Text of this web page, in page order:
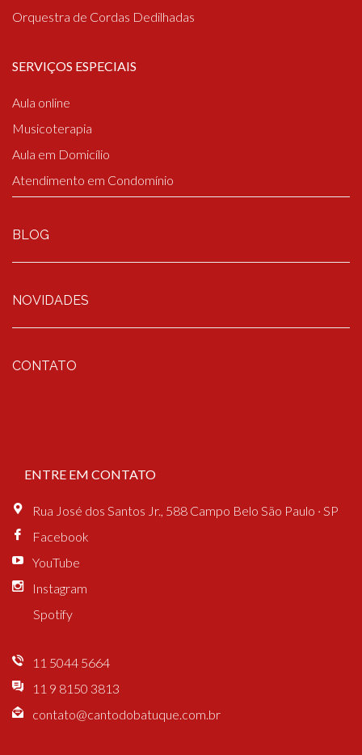
Orquestra de Cordas Dedilhadas
SERVIÇOS ESPECIAIS
Aula online
Musicoterapia
Aula em Domicílio
Atendimento em Condomínio
BLOG
NOVIDADES
CONTATO
ENTRE EM CONTATO
Rua José dos Santos Jr., 588 Campo Belo São Paulo · SP
Facebook
YouTube
Instagram
Spotify
11 5044 5664
11 9 8150 3813
contato@cantodobatuque.com.br